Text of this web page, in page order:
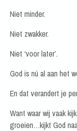
Niet minder.
Niet zwakker.
Niet ‘voor later’.
God is nú al aan het
En dat verandert je
Want waar wij vaak
groeien…kijkt God